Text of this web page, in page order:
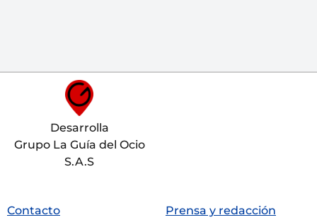
Desarrolla
Grupo La Guía del Ocio
S.A.S
Contacto Prensa y redacción